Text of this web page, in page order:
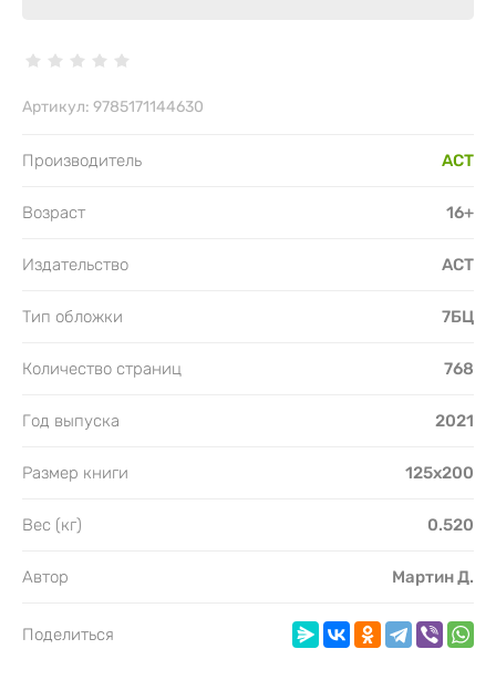
Артикул: 9785171144630
Производитель АСТ
Возраст 16+
Издательство АСТ
Тип обложки 7БЦ
Количество страниц 768
Год выпуска 2021
Размер книги 125х200
Вес (кг) 0.520
Автор Мартин Д.
Поделиться